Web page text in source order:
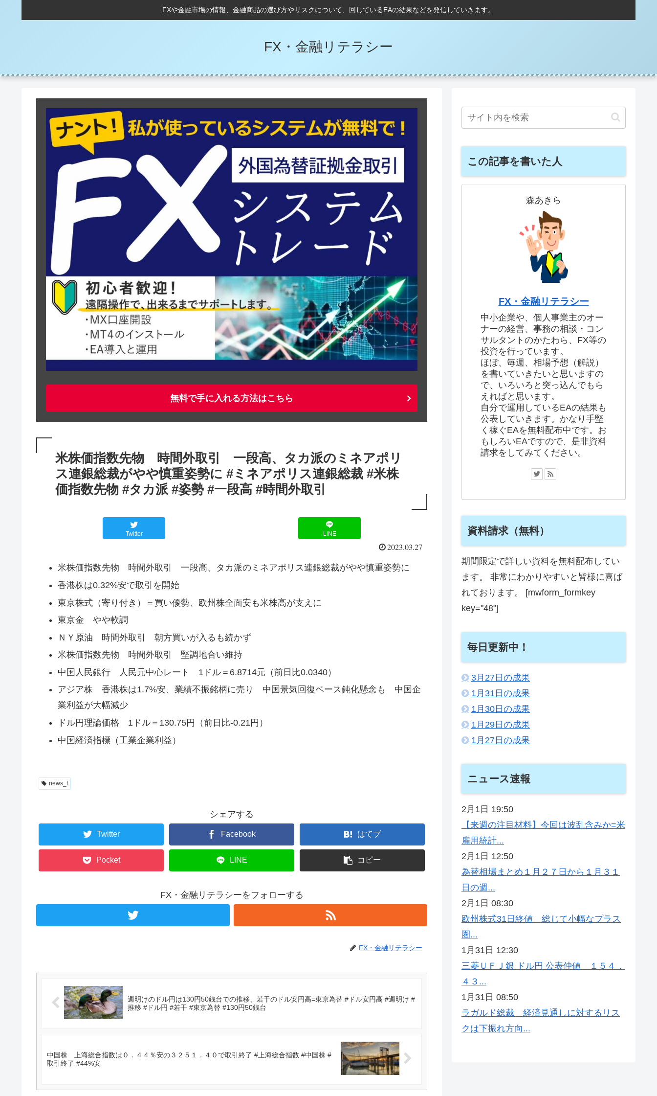
FXや金融市場の情報、金融商品の選び方やリスクについて、回しているEAの結果などを発信していきます。
FX・金融リテラシー
無料で手に入れる方法はこちら
米株価指数先物 時間外取引 一段高、タカ派のミネアポリ
ス連銀総裁がやや慎重姿勢に #ミネアポリス連銀総裁 #米株
価指数先物 #タカ派 #姿勢 #一段高 #時間外取引
Twitter LINE
2023.03.27
米株価指数先物 時間外取引 一段高、タカ派のミネアポリス連銀総裁がやや慎重姿勢に
香港株は0.32%安で取引を開始
東京株式（寄り付き）＝買い優勢、欧州株全面安も米株高が支えに
東京金 やや軟調
ＮＹ原油 時間外取引 朝方買いが入るも続かず
米株価指数先物 時間外取引 堅調地合い維持
中国人民銀行 人民元中心レート 1ドル＝6.8714元（前日比0.0340）
アジア株 香港株は1.7%安、業績不振銘柄に売り 中国景気回復ペース鈍化懸念も 中国企
業利益が大幅減少
ドル円理論価格 1ドル＝130.75円（前日比-0.21円）
中国経済指標（工業企業利益）
news_t
シェアする
Twitter Facebook はてブ
Pocket LINE コピー
FX・金融リテラシーをフォローする
FX・金融リテラシー
週明けのドル円は130円50銭台での推移、若干のドル安円高=東京為替 #ドル安円高 #週明け #
推移 #ドル円 #若干 #東京為替 #130円50銭台
中国株 上海総合指数は０．４４％安の３２５１．４０で取引終了 #上海総合指数 #中国株 #
取引終了 #44%安
この記事を書いた人
森あきら
FX・金融リテラシー
中小企業や、個人事業主のオー
ナーの経営、事務の相談・コン
サルタントのかたわら、FX等の
投資を行っています。
ほぼ、毎週、相場予想（解説）
を書いていきたいと思いますの
で、いろいろと突っ込んでもら
えればと思います。
自分で運用しているEAの結果も
公表していきます。かなり手堅
く稼ぐEAを無料配布中です。お
もしろいEAですので、是非資料
請求をしてみてください。
資料請求（無料）
期間限定で詳しい資料を無料配布してい
ます。 非常にわかりやすいと皆様に喜ば
れております。 [mwform_formkey
key="48"]
毎日更新中！
3月27日の成果
1月31日の成果
1月30日の成果
1月29日の成果
1月27日の成果
ニュース速報
2月1日 19:50
【来週の注目材料】今回は波乱含みか=米
雇用統計...
2月1日 12:50
為替相場まとめ１月２７日から１月３１
日の週...
2月1日 08:30
欧州株式31日終値 総じて小幅なプラス
圏...
1月31日 12:30
三菱ＵＦＪ銀 ドル円 公表仲値 １５４．
４３...
1月31日 08:50
ラガルド総裁 経済見通しに対するリス
クは下振れ方向...